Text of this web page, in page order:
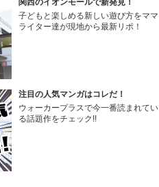
関西のイオンモールで新発見！
子どもと楽しめる新しい遊び方をママ
ライター達が現地から最新リポ！
注目の人気マンガはコレだ！
ウォーカープラスで今一番読まれてい
る話題作をチェック!!